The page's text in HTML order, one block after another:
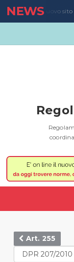
NEWS
03/2020-Nuovo
Art. 255